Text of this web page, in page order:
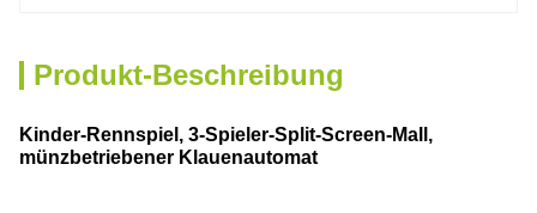
Produkt-Beschreibung
Kinder-Rennspiel, 3-Spieler-Split-Screen-Mall,
münzbetriebener Klauenautomat